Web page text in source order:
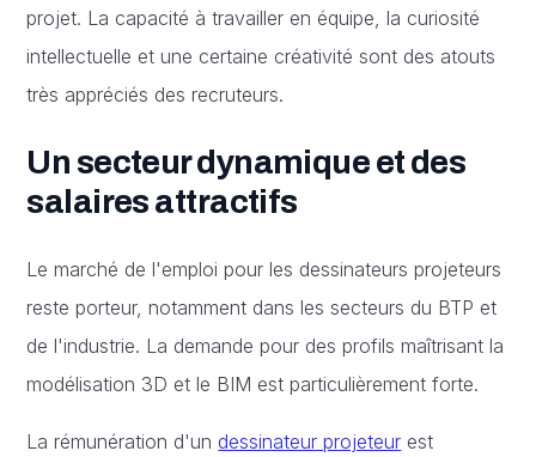
projet. La capacité à travailler en équipe, la curiosité
intellectuelle et une certaine créativité sont des atouts
très appréciés des recruteurs.
Un secteur dynamique et des
salaires attractifs
Le marché de l'emploi pour les dessinateurs projeteurs
reste porteur, notamment dans les secteurs du BTP et
de l'industrie. La demande pour des profils maîtrisant la
modélisation 3D et le BIM est particulièrement forte.
La rémunération d'un dessinateur projeteur est